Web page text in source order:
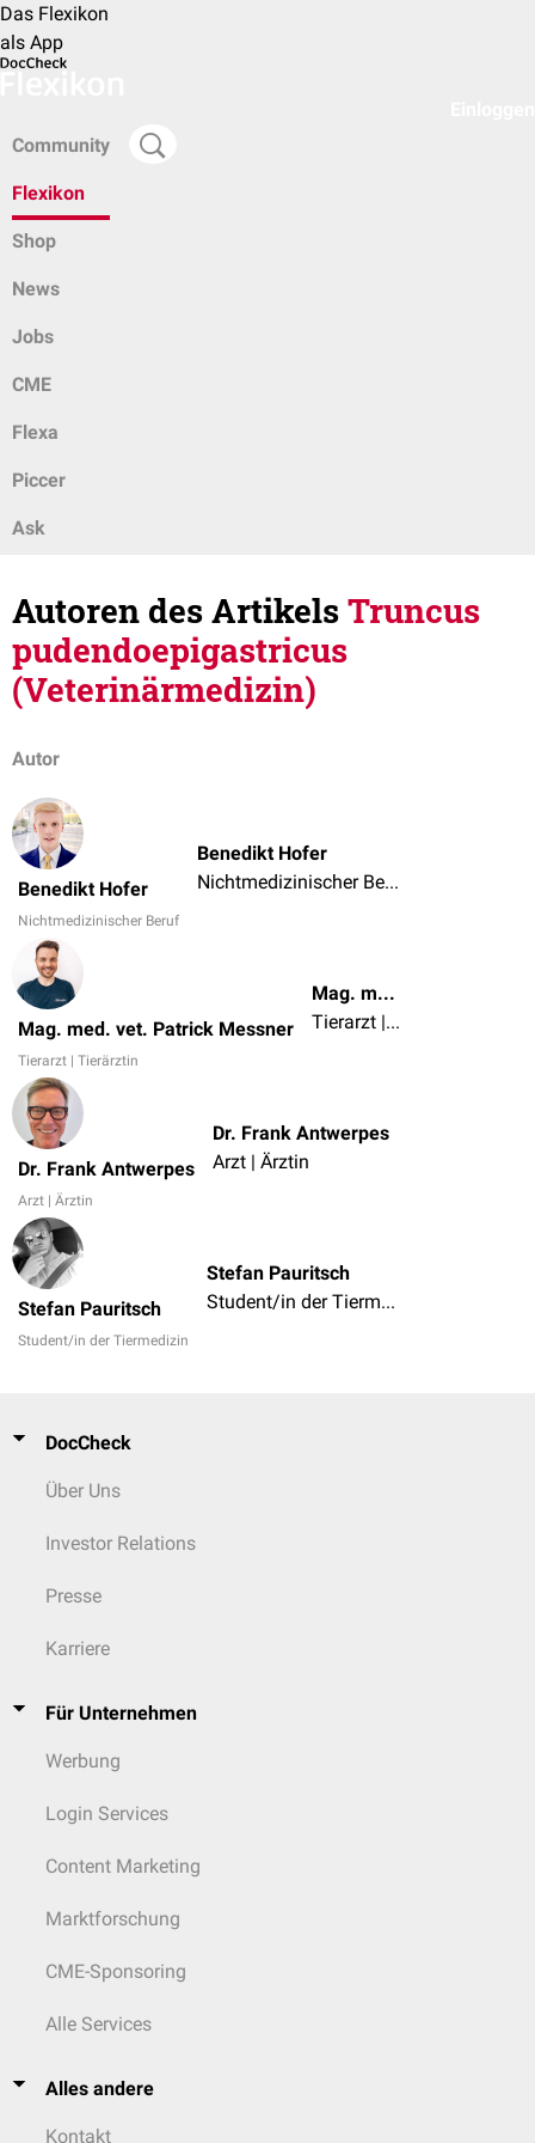
Das Flexikon
als App
Community
Flexikon
Shop
News
Jobs
CME
Flexa
Piccer
Ask
Autoren des ArtikelsTruncus
pudendoepigastricus
(Veterinärmedizin)
Autor
Benedikt Hofer
Nichtmedizinischer Beruf
Benedikt Hofer
Nichtmedizinischer Beruf
Mag. med. vet. Patrick Messner
Tierarzt | Tierärztin
Mag. med. vet. Patrick Messner
Tierarzt | Tierärztin
Dr. Frank Antwerpes
Arzt | Ärztin
Dr. Frank Antwerpes
Arzt | Ärztin
Stefan Pauritsch
Student/in der Tiermedizin
Stefan Pauritsch
Student/in der Tiermedizin
DocCheck
Über Uns
Investor Relations
Presse
Karriere
Für Unternehmen
Werbung
Login Services
Content Marketing
Marktforschung
CME-Sponsoring
Alle Services
Alles andere
Kontakt